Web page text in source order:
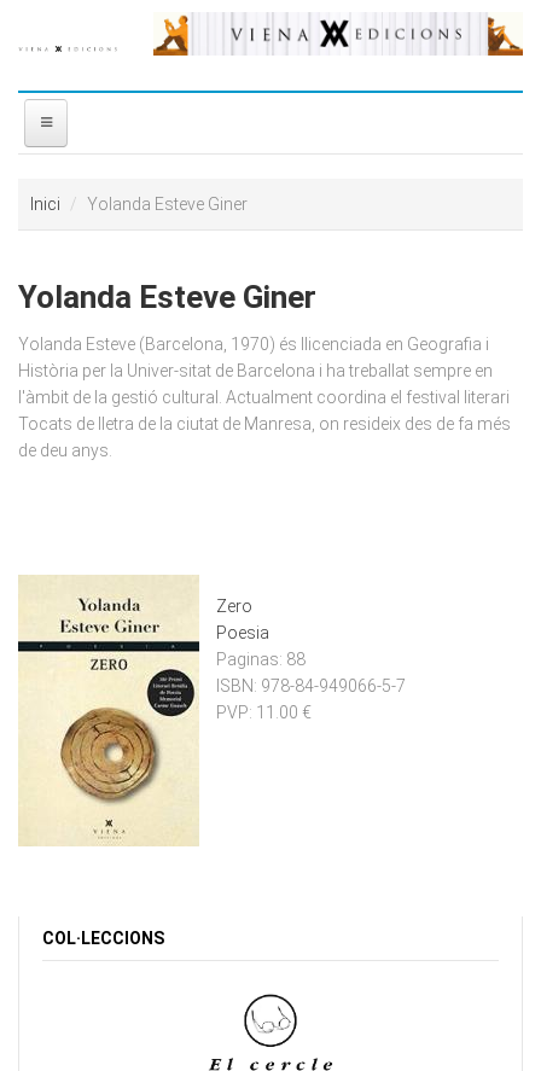
DISTRIBUÏDORA
PREMIS
CONTACTE
Inici Yolanda Esteve Giner
Yolanda Esteve Giner
Yolanda Esteve (Barcelona, 1970) és llicenciada en Geografia i
Història per la Univer-sitat de Barcelona i ha treballat sempre en
l'àmbit de la gestió cultural. Actualment coordina el festival literari
Tocats de lletra de la ciutat de Manresa, on resideix des de fa més
de deu anys.
Zero
Poesia
Paginas: 88
ISBN: 978-84-949066-5-7
PVP: 11.00 €
COL·LECCIONS